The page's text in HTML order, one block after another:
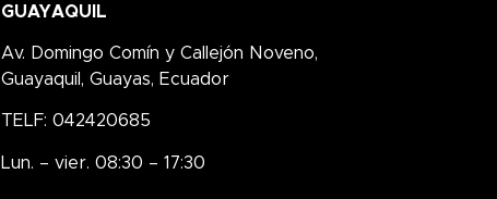
GUAYAQUIL
Av. Domingo Comín y Callejón Noveno,
Guayaquil, Guayas, Ecuador
TELF: 042420685
Lun. – vier. 08:30 – 17:30